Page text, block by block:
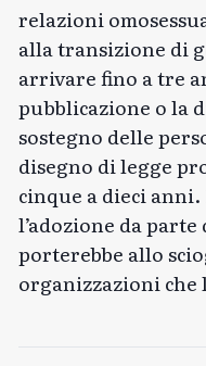
relazioni
alla transizione di
arrivare fino a tre
pubblicazione o la
sostegno delle
disegno di legge
cinque a dieci
l’adozione da
porterebbe allo
organizzazioni che